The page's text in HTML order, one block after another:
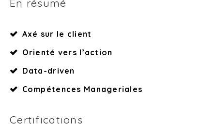
En résumé
Axé sur le client
Orienté vers l’action
Data-driven
Compétences Manageriales
Certifications